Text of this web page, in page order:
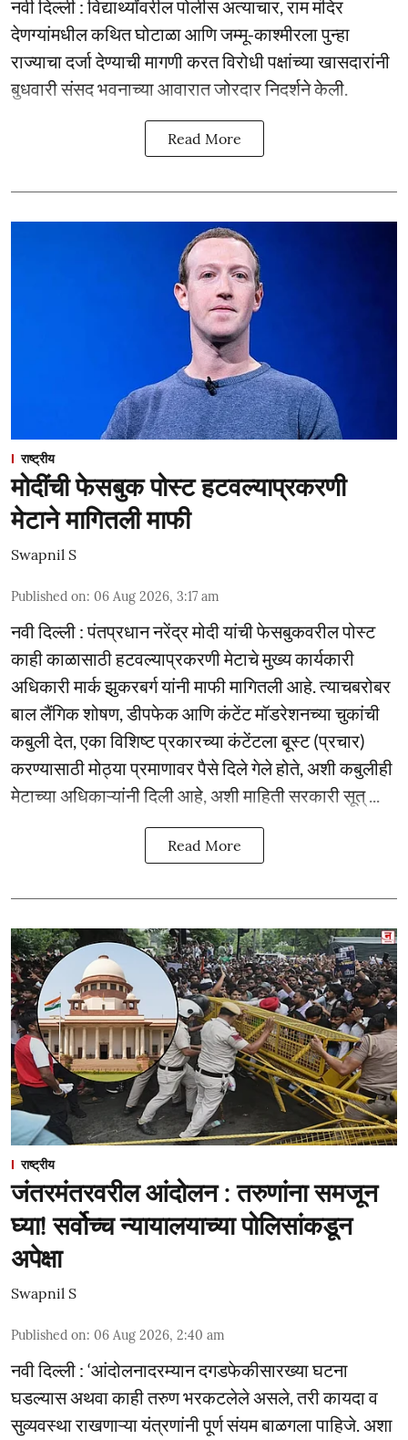
नवी दिल्ली : विद्यार्थ्यांवरील पोलीस अत्याचार, राम मंदिर
देणग्यांमधील कथित घोटाळा आणि जम्मू-काश्मीरला पुन्हा
राज्याचा दर्जा देण्याची मागणी करत विरोधी पक्षांच्या खासदारांनी
बुधवारी संसद भवनाच्या आवारात जोरदार निदर्शने केली.
Read More
राष्ट्रीय
मोदींची फेसबुक पोस्ट हटवल्याप्रकरणी
मेटाने मागितली माफी
Swapnil S
Published on: 06 Aug 2026, 3:17 am
नवी दिल्ली : पंतप्रधान नरेंद्र मोदी यांची फेसबुकवरील पोस्ट
काही काळासाठी हटवल्याप्रकरणी मेटाचे मुख्य कार्यकारी
अधिकारी मार्क झुकरबर्ग यांनी माफी मागितली आहे. त्याचबरोबर
बाल लैंगिक शोषण, डीपफेक आणि कंटेंट मॉडरेशनच्या चुकांची
कबुली देत, एका विशिष्ट प्रकारच्या कंटेंटला बूस्ट (प्रचार)
करण्यासाठी मोठ्या प्रमाणावर पैसे दिले गेले होते, अशी कबुलीही
मेटाच्या अधिकाऱ्यांनी दिली आहे, अशी माहिती सरकारी सूत् ...
Read More
राष्ट्रीय
जंतरमंतरवरील आंदोलन : तरुणांना समजून
घ्या! सर्वोच्च न्यायालयाच्या पोलिसांकडून
अपेक्षा
Swapnil S
Published on: 06 Aug 2026, 2:40 am
नवी दिल्ली : ‘आंदोलनादरम्यान दगडफेकीसारख्या घटना
घडल्यास अथवा काही तरुण भरकटलेले असले, तरी कायदा व
सुव्यवस्था राखणाऱ्या यंत्रणांनी पूर्ण संयम बाळगला पाहिजे. अशा